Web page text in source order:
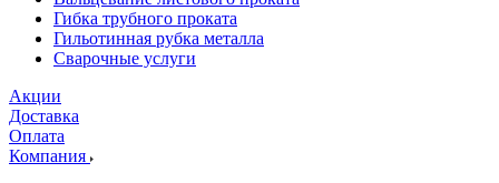
Гибка трубного проката
Гильотинная рубка металла
Сварочные услуги
Акции
Доставка
Оплата
Компания